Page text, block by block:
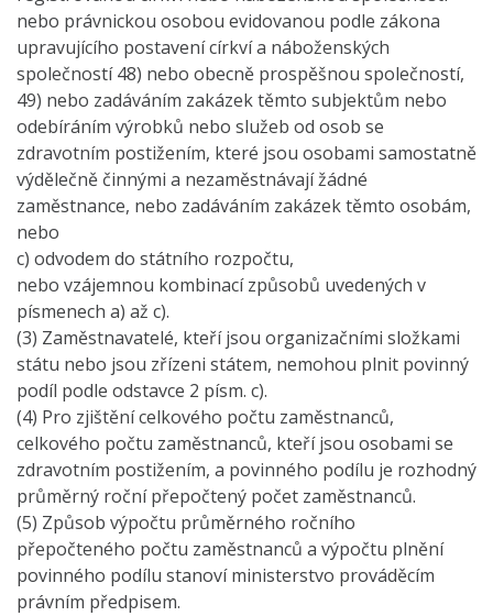
nebo právnickou osobou evidovanou podle zákona
upravujícího postavení církví a náboženských
společností 48) nebo obecně prospěšnou společností,
49) nebo zadáváním zakázek těmto subjektům nebo
odebíráním výrobků nebo služeb od osob se
zdravotním postižením, které jsou osobami samostatně
výdělečně činnými a nezaměstnávají žádné
zaměstnance, nebo zadáváním zakázek těmto osobám,
nebo
c) odvodem do státního rozpočtu,
nebo vzájemnou kombinací způsobů uvedených v
písmenech a) až c).
(3) Zaměstnavatelé, kteří jsou organizačními složkami
státu nebo jsou zřízeni státem, nemohou plnit povinný
podíl podle odstavce 2 písm. c).
(4) Pro zjištění celkového počtu zaměstnanců,
celkového počtu zaměstnanců, kteří jsou osobami se
zdravotním postižením, a povinného podílu je rozhodný
průměrný roční přepočtený počet zaměstnanců.
(5) Způsob výpočtu průměrného ročního
přepočteného počtu zaměstnanců a výpočtu plnění
povinného podílu stanoví ministerstvo prováděcím
právním předpisem.